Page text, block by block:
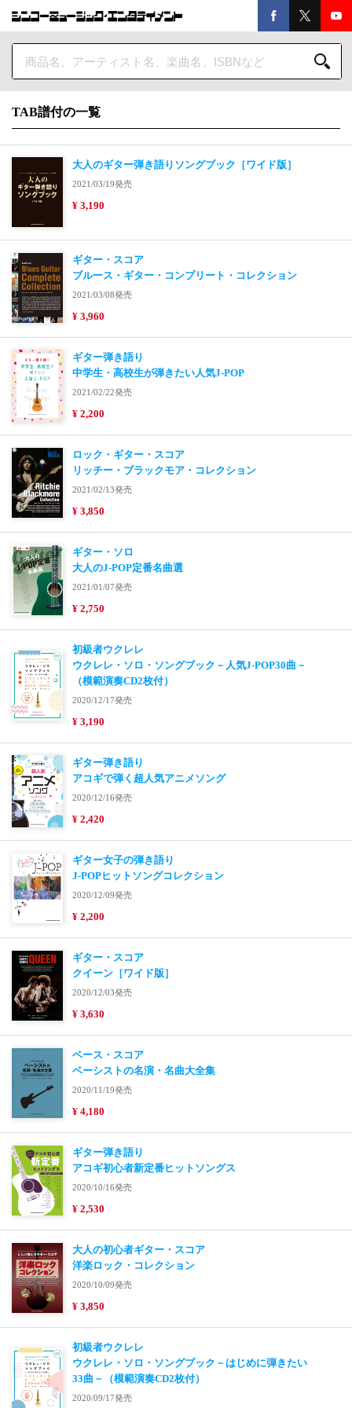
TAB譜付の一覧
大人のギター弾き語りソングブック［ワイド版］
2021/03/19発売
¥ 3,190
ギター・スコア
ブルース・ギター・コンプリート・コレクション
2021/03/08発売
¥ 3,960
ギター弾き語り
中学生・高校生が弾きたい人気J-POP
2021/02/22発売
¥ 2,200
ロック・ギター・スコア
リッチー・ブラックモア・コレクション
2021/02/13発売
¥ 3,850
ギター・ソロ
大人のJ-POP定番名曲選
2021/01/07発売
¥ 2,750
初級者ウクレレ
ウクレレ・ソロ・ソングブック－人気J-POP30曲－
（模範演奏CD2枚付）
2020/12/17発売
¥ 3,190
ギター弾き語り
アコギで弾く超人気アニメソング
2020/12/16発売
¥ 2,420
ギター女子の弾き語り
J-POPヒットソングコレクション
2020/12/09発売
¥ 2,200
ギター・スコア
クイーン［ワイド版］
2020/12/03発売
¥ 3,630
ベース・スコア
ベーシストの名演・名曲大全集
2020/11/19発売
¥ 4,180
ギター弾き語り
アコギ初心者新定番ヒットソングス
2020/10/16発売
¥ 2,530
大人の初心者ギター・スコア
洋楽ロック・コレクション
2020/10/09発売
¥ 3,850
初級者ウクレレ
ウクレレ・ソロ・ソングブック－はじめに弾きたい
33曲－（模範演奏CD2枚付）
2020/09/17発売